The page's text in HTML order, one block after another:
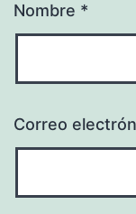
Nombre *
Correo